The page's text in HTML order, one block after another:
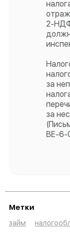
2-
за
за
ВЕ-6-
Метки
займ